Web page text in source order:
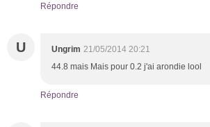
Répondre
U Ungrim 21/05/2014 20:21
44.8 mais Mais pour 0.2 j'ai arondie lool
Répondre